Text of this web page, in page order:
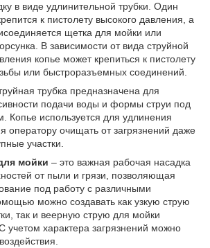
в виде удлинительной трубки. Один
к пистолету высокого давления, а
щетка для мойки или
В зависимости от вида струйной
копье может крепиться к пистолету
или быстроразъемных соединений.
трубка предназначена для
подачи воды и формы струи под
Копье используется для удлинения
оператору очищать от загрязнений даже
участки.
мойки – это важная рабочая насадка
от пыли и грязи, позволяющая
под работу с различными
можно создавать как узкую струю
так и веерную струю для мойки
учетом характера загрязнений можно